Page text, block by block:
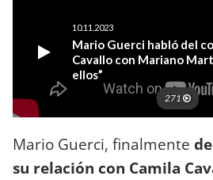
Mario Guerci, finalmente
su relación con Camila